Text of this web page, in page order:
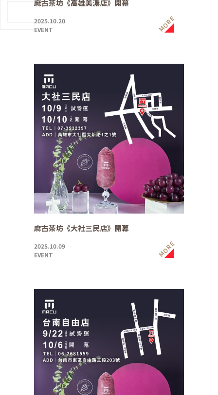
麻古茶坊《高雄美濃店》開幕
2025.10.20
EVENT
MORE
麻古茶坊《大社三民店》開幕
2025.10.09
EVENT
MORE